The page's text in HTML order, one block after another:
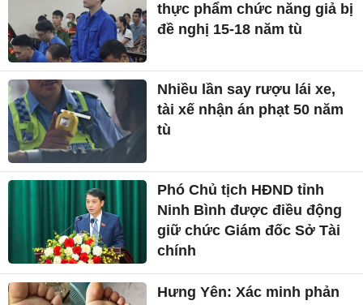
thực phẩm chức năng giả bị
đề nghị 15-18 năm tù
Nhiều lần say rượu lái xe,
tài xế nhận án phạt 50 năm
tù
Phó Chủ tịch HĐND tỉnh
Ninh Bình được điều động
giữ chức Giám đốc Sở Tài
chính
Hưng Yên: Xác minh phản